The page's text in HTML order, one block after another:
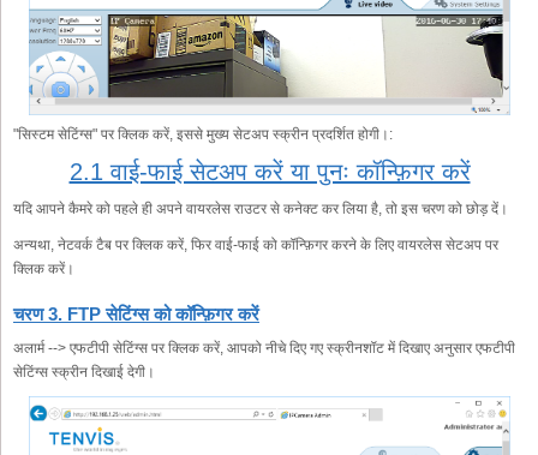
"सिस्टम सेटिंग्स" पर क्लिक करें, इससे मुख्य सेटअप स्क्रीन प्रदर्शित होगी।:
2.1 वाई-फाई सेटअप करें या पुनः कॉन्फ़िगर करें
यदि आपने कैमरे को पहले ही अपने वायरलेस राउटर से कनेक्ट कर लिया है, तो इस चरण को छोड़ दें।
अन्यथा, नेटवर्क टैब पर क्लिक करें, फिर वाई-फाई को कॉन्फ़िगर करने के लिए वायरलेस सेटअप पर
क्लिक करें।
चरण 3. FTP सेटिंग्स को कॉन्फ़िगर करें
अलार्म --> एफटीपी सेटिंग्स पर क्लिक करें, आपको नीचे दिए गए स्क्रीनशॉट में दिखाए अनुसार एफटीपी
सेटिंग्स स्क्रीन दिखाई देगी।